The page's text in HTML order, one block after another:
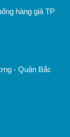
hàng giả TP
- Quận Bắc